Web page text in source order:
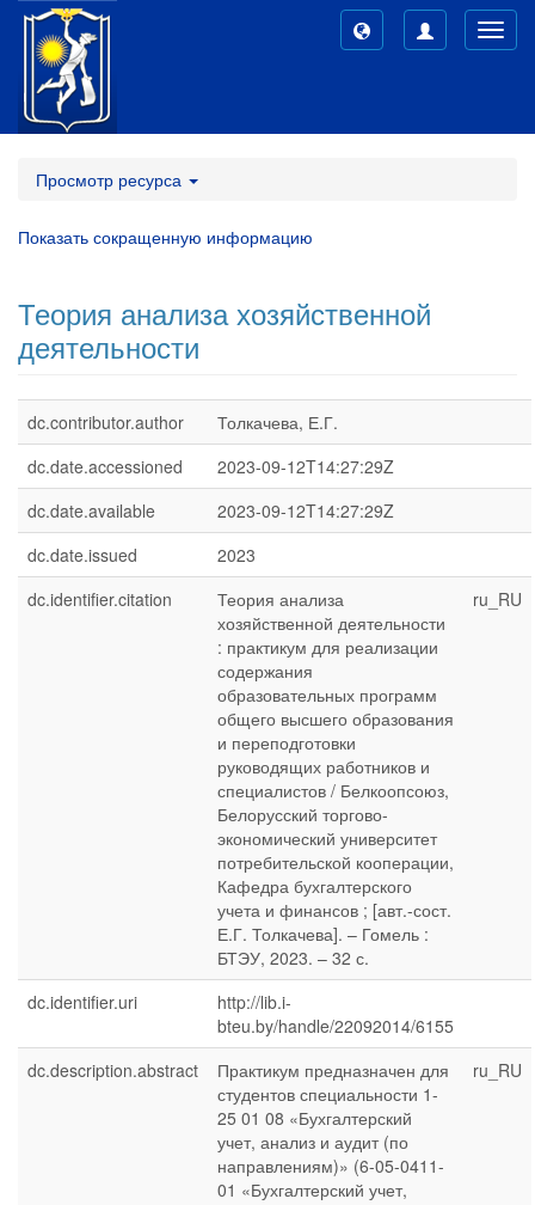
Просмотр ресурса
Показать сокращенную информацию
Теория анализа хозяйственной
деятельности
dc.contributor.author
Толкачева, Е.Г.
dc.date.accessioned
2023-09-12T14:27:29Z
dc.date.available
2023-09-12T14:27:29Z
dc.date.issued
2023
dc.identifier.citation
Теория анализа
хозяйственной деятельности
: практикум для реализации
содержания
образовательных программ
общего высшего образования
и переподготовки
руководящих работников и
специалистов / Белкоопсоюз,
Белорусский торгово-
экономический университет
потребительской кооперации,
Кафедра бухгалтерского
учета и финансов ; [авт.-сост.
Е.Г. Толкачева]. – Гомель :
БТЭУ, 2023. – 32 с.
ru_RU
dc.identifier.uri
http://lib.i-
bteu.by/handle/22092014/6155
dc.description.abstract
Практикум предназначен для
студентов специальности 1-
25 01 08 «Бухгалтерский
учет, анализ и аудит (по
направлениям)» (6-05-0411-
01 «Бухгалтерский учет,
ru_RU